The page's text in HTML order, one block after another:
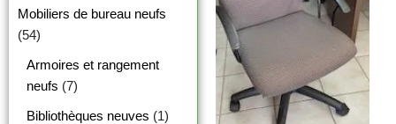
Mobiliers de bureau neufs
(54)
Armoires et rangement
neufs (7)
Bibliothèques neuves (1)